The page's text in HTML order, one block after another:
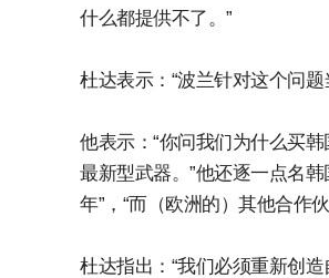
什么都提供不了。”
杜达表示：“波兰针对这个问
他表示：“你问我们为什么买
最新型武器。”他还逐一点名
年”，“而（欧洲的）其他合作
杜达指出：“我们必须重新创